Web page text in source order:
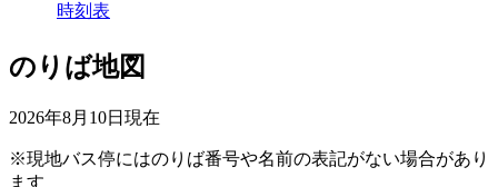
時刻表
のりば地図
2026年8月10日 現在
※現地バス停にはのりば番号や名前の表記がない場合があり
ます